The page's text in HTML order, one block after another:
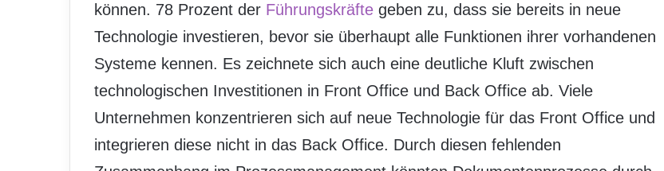
können. 78 Prozent der Führungskräfte geben zu, dass sie bereits in neue
Technologie investieren, bevor sie überhaupt alle Funktionen ihrer vorhandenen
Systeme kennen. Es zeichnete sich auch eine deutliche Kluft zwischen
technologischen Investitionen in Front Office und Back Office ab. Viele
Unternehmen konzentrieren sich auf neue Technologie für das Front Office und
integrieren diese nicht in das Back Office. Durch diesen fehlenden